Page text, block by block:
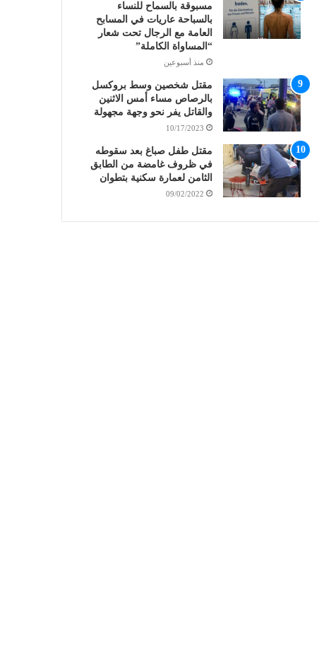
مسبوقة بالسماح للنساء
بالسباحة عاريات في المسابح
العامة مع الرجال تحت شعار
“المساواة الكاملة”
منذ أسبوعين
مقتل شخصين وسط بروكسل
بالرصاص مساء أمس الاثنين
والقاتل يفر نحو وجهة مجهولة
10/17/2023
مقتل طفل صباغ بعد سقوطه
في ظروف غامضة من الطابق
الثامن لعمارة سكنية بتطوان
09/02/2022